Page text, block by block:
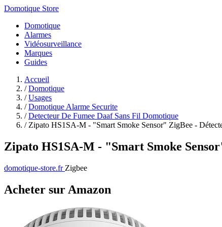
Domotique Store
Domotique
Alarmes
Vidéosurveillance
Marques
Guides
Accueil
/ Domotique
/ Usages
/ Domotique Alarme Securite
/ Detecteur De Fumee Daaf Sans Fil Domotique
/ Zipato HS1SA-M - "Smart Smoke Sensor" ZigBee -
Zipato HS1SA-M - "Smart Smoke
domotique-store.fr Zigbee
Acheter sur Amazon